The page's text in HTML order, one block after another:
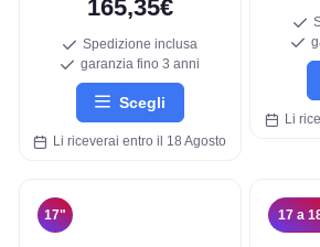
165,35€
Spedizione inclusa
garanzia fino 3 anni
Scegli
Li riceverai entro il 18 Agosto
Li
17" 17 a